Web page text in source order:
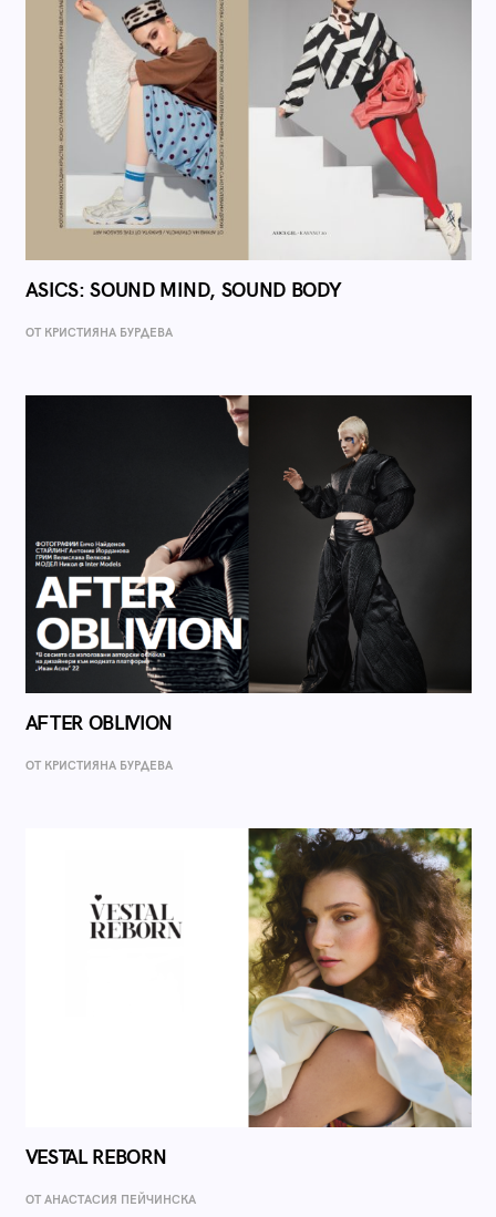
ASICS: SOUND MIND, SOUND BODY
ОТ КРИСТИЯНА БУРДЕВА
AFTER OBLIVION
ОТ КРИСТИЯНА БУРДЕВА
VESTAL REBORN
ОТ AНАСТАСИЯ ПЕЙЧИНСКА